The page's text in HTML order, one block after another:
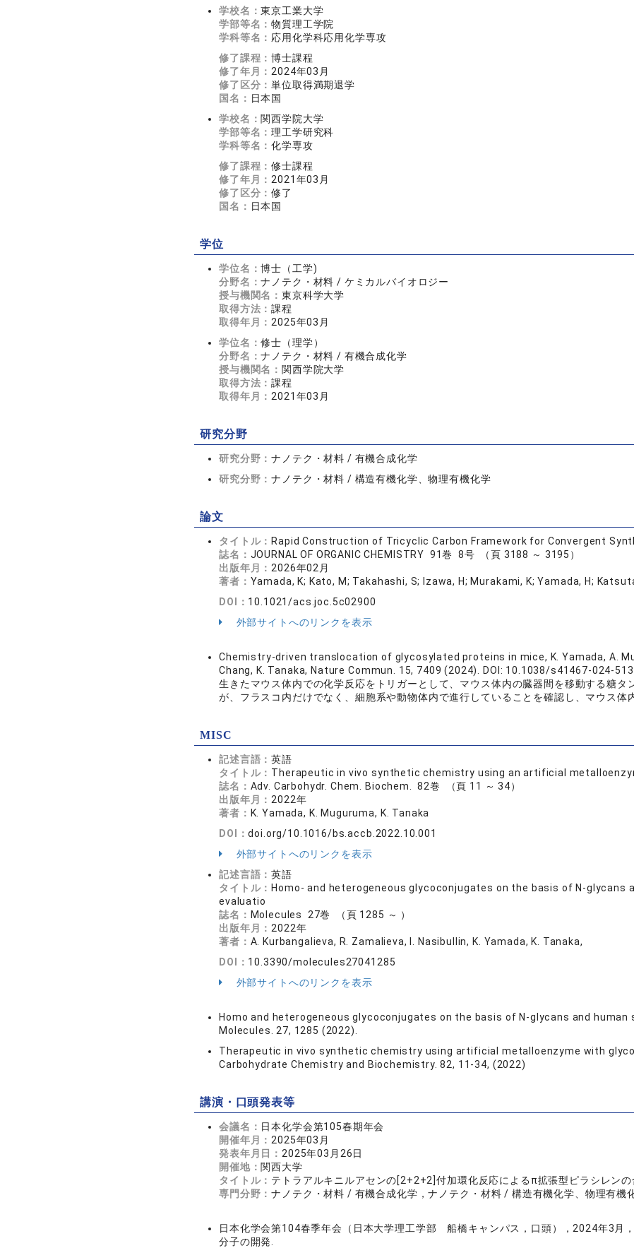
学校名：東京工業大学
学部等名：物質理工学院
学科等名： 応用化学科応用化学専攻
修了課程：博士課程
修了年月： 2024年03月
修了区分：単位取得満期退学
国名： 日本国
学校名： 関西学院大学
学部等名：理工学研究科
学科等名：化学専攻
修了課程：修士課程
修了年月： 2021年03月
修了区分：修了
国名： 日本国
学位
学位名：博士（工学)
分野名：ナノテク・材料 / ケミカルバイオロジー
授与機関名：東京科学大学
取得方法：課程
取得年月： 2025年03月
学位名：修士（理学）
分野名：ナノテク・材料 / 有機合成化学
授与機関名： 関西学院大学
取得方法：課程
取得年月： 2021年03月
研究分野
研究分野：ナノテク・材料 / 有機合成化学
研究分野：ナノテク・材料 / 構造有機化学、物理有機化学
論文
タイトル： Rapid Construction of Tricyclic Carbon Framework for Convergent
誌名： JOURNAL OF ORGANIC CHEMISTRY 91巻 8号 （頁 3188 ～ 3195）
出版年月： 2026年02月
著者： Yamada, K; Kato, M; Takahashi, S; Izawa, H; Murakami, K; Yamada, H;
DOI： 10.1021/acs.joc.5c02900
外部サイトへのリンクを表示
Chemistry-driven translocation of glycosylated proteins in mice, K. Yamada, A.
Chang, K. Tanaka, Nature Commun. 15, 7409 (2024). DOI: 10.1038/s41467-024-
生きたマウス体内での化学反応をトリガーとして、マウス体内の臓器間を移動する糖
が、フラスコ内だけでなく、細胞系や動物体内で進行していることを確認し、マウス体
MISC
記述言語：英語
タイトル： Therapeutic in vivo synthetic chemistry using an artificial
誌名： Adv. Carbohydr. Chem. Biochem. 82巻 （頁 11 ～ 34）
出版年月： 2022年
著者： K. Yamada, K. Muguruma, K. Tanaka
DOI：doi.org/10.1016/bs.accb.2022.10.001
外部サイトへのリンクを表示
記述言語：英語
タイトル： Homo- and heterogeneous glycoconjugates on the basis of N-glycans
evaluatio
誌名： Molecules 27巻 （頁 1285 ～ ）
出版年月： 2022年
著者： A. Kurbangalieva, R. Zamalieva, I. Nasibullin, K. Yamada, K. Tanaka,
DOI： 10.3390/molecules27041285
外部サイトへのリンクを表示
Homo and heterogeneous glycoconjugates on the basis of N-glycans and
Molecules. 27, 1285 (2022).
Therapeutic in vivo synthetic chemistry using artificial metalloenzyme with
Carbohydrate Chemistry and Biochemistry. 82, 11-34, (2022)
講演・口頭発表等
会議名： 日本化学会第105春期年会
開催年月： 2025年03月
発表年月日： 2025年03月26日
開催地： 関西大学
タイトル： テトラアルキニルアセンの[2+2+2]付加環化反応によるπ拡張型ピラシレンの
専門分野：ナノテク・材料 / 有機合成化学，ナノテク・材料 / 構造有機化学、物理有機
日本化学会第104春季年会（日本大学理工学部 船橋キャンパス，口頭），2024年3月
分子の開発.